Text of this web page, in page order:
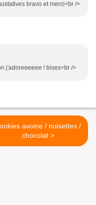
bravo et merci<br />
j'adoreeeeee ! bises<br />
avoine / noisettes /
chocolat >